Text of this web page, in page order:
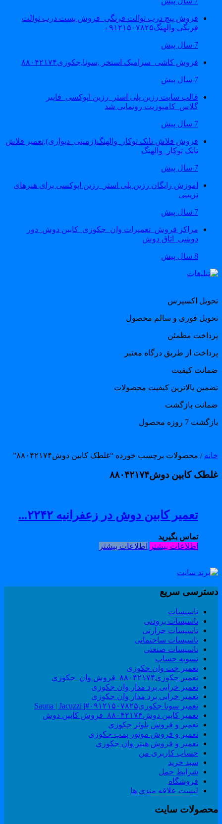
فروش پیچ درب توالت فرنگی_فروش بست درب توالت
فرنگی والهنگ۰۹۱۲۱۵۰۷۸۲۵
فروش کاشی_سرامیک استخر ,سونا,جکوزی۸۸۰۴۲۱۷۴
قالب سایت رزین پلی استر_رزین اپوکسی_فایبر
گلاس_کامپوزیت رونمایی شد
فروش فلاش تانک توکار_والهنگ(زمینی_دیواری),تعمیر فلاش
تانک توکار_والهنگ
اموزش رایگان رزین پلی استر_رزین اپوکسی برای هنرهای
تزیینی
مراکز فروش_تعمیرات وان_جکوزی_کابین دوش_دور
دوشی_اتاق دوش
اکسپرس
فوری و سالم محصول
مطمئن
از طریق درگاه معتبر
کیفیت
بالاترین کیفیت محصولات
بازگشت
7 روزه محصول
/ محصولات برچسب خورده “غلطک کابین دوش۸۸۰۴۲۱۷۴”
کابین دوش۸۸۰۴۲۱۷۴
تعمیر کابین دوش در زعفرانیه ۲۲۴۲...
تماس بگیرید
اطلاعات بیشتر اطلاعات بیشتر
سریع
تاسیسات
تاسیسات برودتی
تاسیسات حرارتی
تاسیسات ساختمانی
تاسیسات صنعتی
تسویه حساب
تعمیر جت وان جکوزی
تعمیر جکوزی۸۸۰۴۲۱۷۴_فروش وان_جکوزی
تعمیر خرابی برد مدار وان جکوزی
تعمیر خرابی برد مدار وان جکوزی
تعمیر سونا جکوزی۰۹۱۲۱۵۰۷۸۲۵#| Sauna | Jacuzzi
تعمیر کابین دوش۸۸۰۴۲۱۷۴_فروش کابین دوش
تعمیر و فروش بلوئر جکوزی
تعمیر و فروش موتور پمپ جکوزی
تعمیر و فروش هیتر وان جکوزی
حساب کاربری من
سبد خرید
شرایط حمل
فروشگاه
لیست علاقه مندی ها
سایت